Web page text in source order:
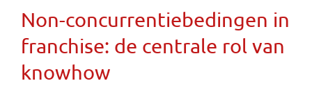
Non-concurrentiebedingen in
franchise: de centrale rol van
knowhow